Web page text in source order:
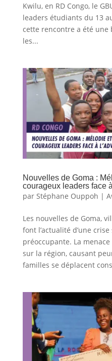
Kwilu, en RD Congo, le
leaders étudiants du 13
cette rencontre a été une
les...
Nouvelles de Goma :
courageux leaders face
par Stéphane Ouppoh |
Les nouvelles de Goma,
font l’actualité d’une
préoccupante. La
sur la région, causant
familles se déplacent